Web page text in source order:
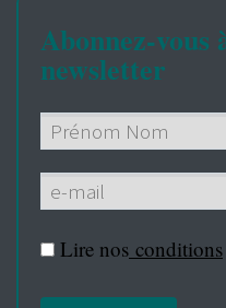
Abonnez-vous
newsletter
Lire nos conditions